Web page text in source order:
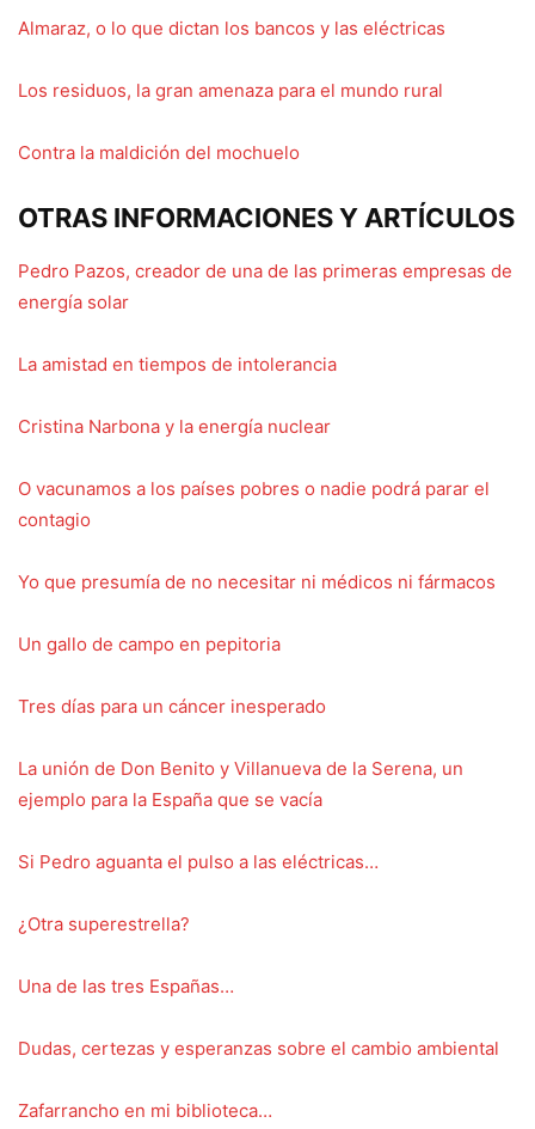
Almaraz, o lo que dictan los bancos y las eléctricas
Los residuos, la gran amenaza para el mundo rural
Contra la maldición del mochuelo
OTRAS INFORMACIONES Y ARTÍCULOS
Pedro Pazos, creador de una de las primeras empresas de
energía solar
La amistad en tiempos de intolerancia
Cristina Narbona y la energía nuclear
O vacunamos a los países pobres o nadie podrá parar el
contagio
Yo que presumía de no necesitar ni médicos ni fármacos
Un gallo de campo en pepitoria
Tres días para un cáncer inesperado
La unión de Don Benito y Villanueva de la Serena, un
ejemplo para la España que se vacía
Si Pedro aguanta el pulso a las eléctricas…
¿Otra superestrella?
Una de las tres Españas…
Dudas, certezas y esperanzas sobre el cambio ambiental
Zafarrancho en mi biblioteca…